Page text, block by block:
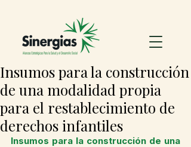
Insumos para la construcción
de una modalidad propia
para el restablecimiento de
derechos infantiles
Insumos para la construcción de una